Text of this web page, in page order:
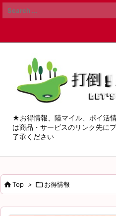
★お得情報、陸マイル、ポイ
は商品・サービスのリンク先に
了承ください
Top > お得情報